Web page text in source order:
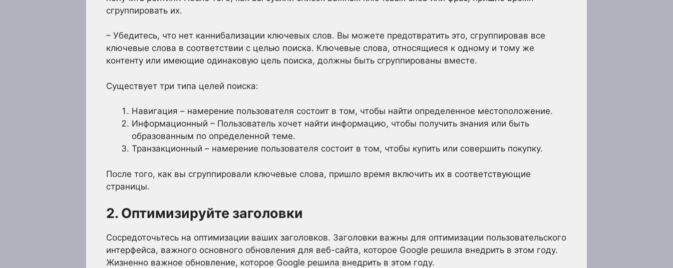
сгруппировать их.
– Убедитесь, что нет каннибализации ключевых слов. Вы можете предотвратить это, сгруппировав все
ключевые слова в соответствии с целью поиска. Ключевые слова, относящиеся к одному и тому же
контенту или имеющие одинаковую цель поиска, должны быть сгруппированы вместе.
Существует три типа целей поиска:
Навигация – намерение пользователя состоит в том, чтобы найти определенное местоположение.
Информационный – Пользователь хочет найти информацию, чтобы получить знания или быть
образованным по определенной теме.
Транзакционный – намерение пользователя состоит в том, чтобы купить или совершить покупку.
После того, как вы сгруппировали ключевые слова, пришло время включить их в соответствующие
страницы.
2. Оптимизируйте заголовки
Сосредоточьтесь на оптимизации ваших заголовков. Заголовки важны для оптимизации пользовательского
интерфейса, важного основного обновления для веб-сайта, которое Google решила внедрить в этом году.
Жизненно важное обновление, которое Google решила внедрить в этом году.